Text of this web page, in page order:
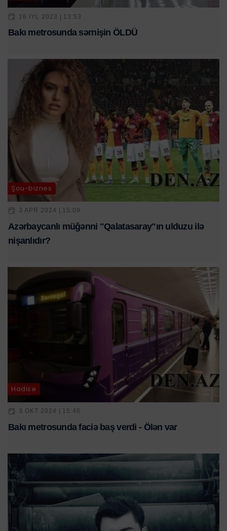
16 IYL 2023 | 13:53
Bakı metrosunda sərnişin ÖLDÜ
Şou-biznes
3 APR 2024 | 15:09
Azərbaycanlı müğənni "Qalatasaray"ın ulduzu ilə
nişanlıdır?
Hadisə
3 OKT 2024 | 15:46
Bakı metrosunda faciə baş verdi - Ölən var